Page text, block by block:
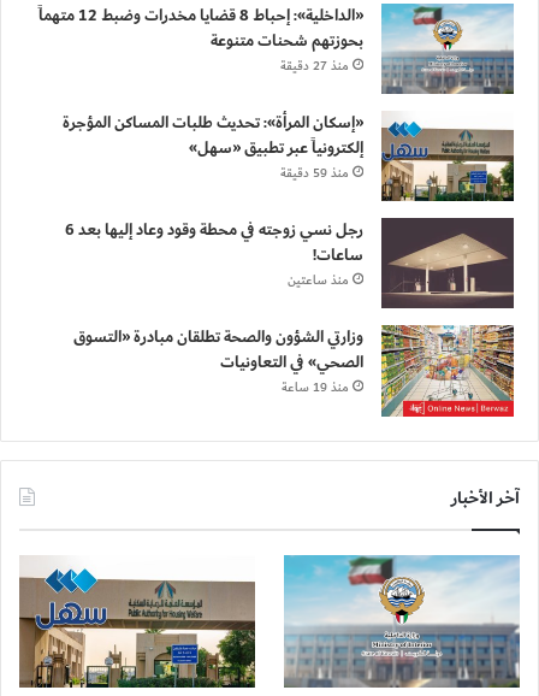
«الداخلية»: إحباط 8 قضايا مخدرات وضبط 12 متهماً
بحوزتهم شحنات متنوعة
منذ 27 دقيقة
«إسكان المرأة»: تحديث طلبات المساكن المؤجرة
إلكترونياً عبر تطبيق «سهل»
منذ 59 دقيقة
رجل نسي زوجته في محطة وقود وعاد إليها بعد 6
ساعات!
منذ ساعتين
وزارتي الشؤون والصحة تطلقان مبادرة «التسوق
الصحي» في التعاونيات
منذ 19 ساعة
آخر الأخبار